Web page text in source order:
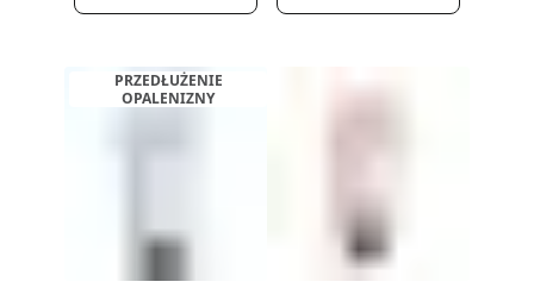
PRZEDŁUŻENIE
OPALENIZNY